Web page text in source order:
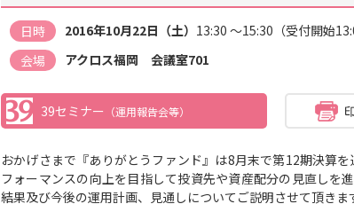
日時 2016年10月22日（土） 13:30 ～15:30（受付開始
会場
アクロス福岡 会議室701
39セミナー （運用報告会等）
おかげさまで『ありがとうファンド』は8月末で第12期決算
フォーマンスの向上を目指して投資先や資産配分の見直しを
結果及び今後の運用計画、見通しについてご説明させて頂きま